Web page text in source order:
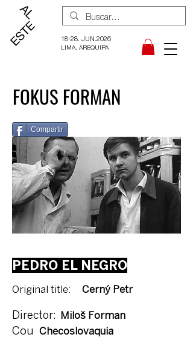
18-28. JUN.2026
LIMA, AREQUIPA
FOKUS FORMAN
Compartir
PEDRO EL NEGRO
Original title: Cerný Petr
Director: Miloš Forman
Cou
Checoslovaquia